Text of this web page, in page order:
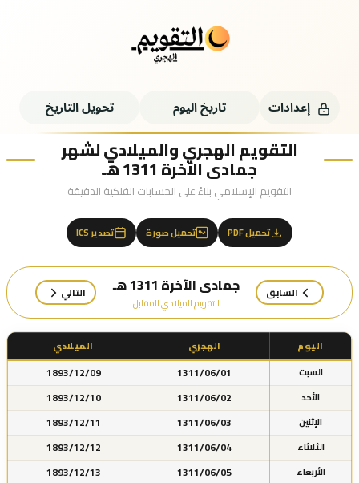
إعدادات تاريخ اليوم تحويل التاريخ
التقويم الهجري والميلادي لشهر
جمادى الآخرة 1311 هـ
التقويم الإسلامي بناءً على الحسابات الفلكية الدقيقة
تحميل PDF تحميل صورة تصدير ICS
السابق جمادى الآخرة 1311 هـ
التقويم الميلادي المقابل
التالي
اليوم الهجري
الميلادي
السبت
1311/06/01
1893/12/09
الأحد 1311/06/02
1893/12/10
الإثنين 1311/06/03
1893/12/11
الثلاثاء 1311/06/04
1893/12/12
الأربعاء 1311/06/05
1893/12/13